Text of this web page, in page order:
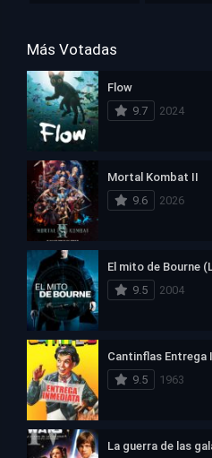
Más Votadas
Flow
9.7
2024
Mortal Kombat II
9.6
2026
El mito de Bourne
9.5
2004
Cantinflas Entrega
9.5
1963